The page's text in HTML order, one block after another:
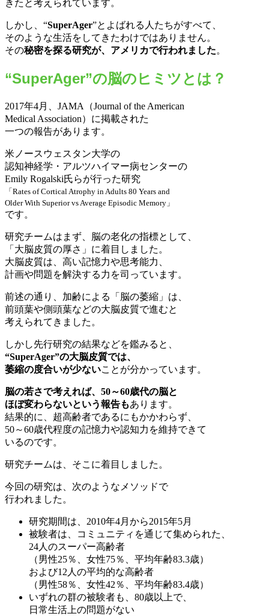
きたと考えられています。
しかし、“SuperAger”とよばれる人たちがすべて、
そのような生活をしてきたわけではありません。
その秘密を探る研究が、アメリカで行われました。
“SuperAger”の脳のヒミツとは？
2017年4月、JAMA（Journal of the American
Medical Association）に掲載された
一つの報告があります。
米ノースウェスタン大学の
認知神経学・アルツハイマー病センターの
Emily Rogalski氏らが行った研究
「Rates of Cortical Atrophy in Adults 80 Years and
Older With Superior vs Average Episodic Memory」
です。
研究チームはまず、脳の老化の指標として、
「大脳皮質の厚さ」に着目しました。
大脳皮質は、高い記憶力や思考能力、
計画や問題を解決する力を司っています。
前述の通り、加齢による「脳の萎縮」は、
前頭葉や側頭葉などの大脳皮質で進むと
考えられてきました。
しかし先行研究の結果などを鑑みると、
“SuperAger”の大脳皮質では、
萎縮の度合いが少ないことが分かっています。
脳の若さで考えれば、50～60歳代の脳と
ほぼ変わらないという報告もあります。
結果的に、超高齢者であるにもかかわらず、
50～60歳代程度の記憶力や認知力を維持できて
いるのです。
研究チームは、そこに着目しました。
今回の研究は、次のようなメソッドで
行われました。
研究期間は、2010年4月から2015年5月
被験者は、コミュニティを通じて集められた、
24人のスーパー高齢者
（男性25％、女性75％、平均年齢83.3歳）
および12人の平均的な高齢者
（男性58％、女性42％、平均年齢83.4歳）
いずれの群の被験者も、80歳以上で、
日常生活上の問題がない